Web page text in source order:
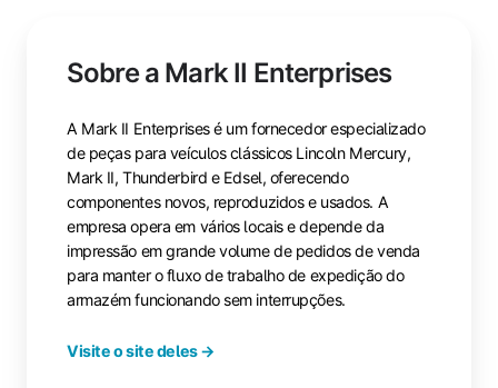
Sobre a Mark II Enterprises
A Mark II Enterprises é um fornecedor especializado
de peças para veículos clássicos Lincoln Mercury,
Mark II, Thunderbird e Edsel, oferecendo
componentes novos, reproduzidos e usados. A
empresa opera em vários locais e depende da
impressão em grande volume de pedidos de venda
para manter o fluxo de trabalho de expedição do
armazém funcionando sem interrupções.
Visite o site deles →